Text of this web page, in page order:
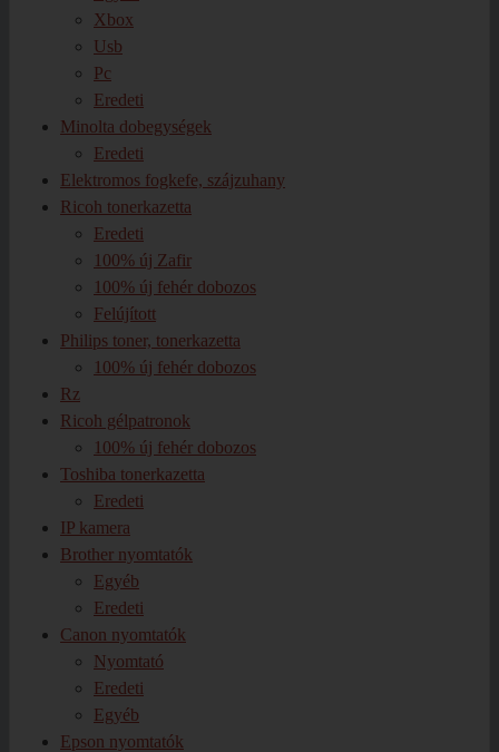
Xbox
Usb
Pc
Eredeti
Minolta dobegységek
Eredeti
Elektromos fogkefe, szájzuhany
Ricoh tonerkazetta
Eredeti
100% új Zafir
100% új fehér dobozos
Felújított
Philips toner, tonerkazetta
100% új fehér dobozos
Rz
Ricoh gélpatronok
100% új fehér dobozos
Toshiba tonerkazetta
Eredeti
IP kamera
Brother nyomtatók
Egyéb
Eredeti
Canon nyomtatók
Nyomtató
Eredeti
Egyéb
Epson nyomtatók